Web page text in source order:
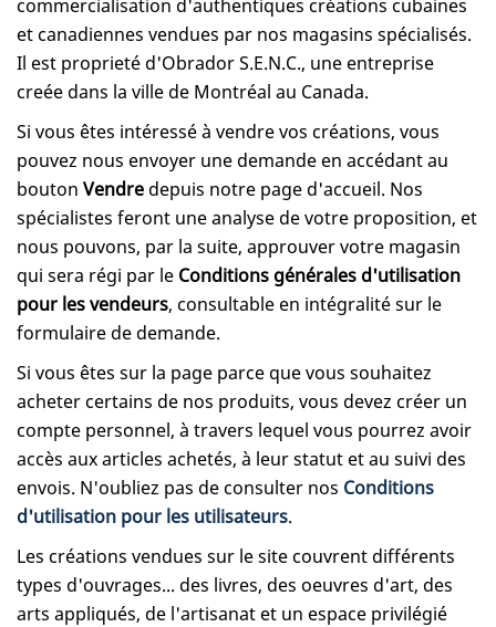
commercialisation d'authentiques créations cubaines
et canadiennes vendues par nos magasins spécialisés.
Il est proprieté d'Obrador S.E.N.C., une entreprise
creée dans la ville de Montréal au Canada.
Si vous êtes intéressé à vendre vos créations, vous
pouvez nous envoyer une demande en accédant au
bouton Vendre depuis notre page d'accueil. Nos
spécialistes feront une analyse de votre proposition, et
nous pouvons, par la suite, approuver votre magasin
qui sera régi par le Conditions générales d'utilisation
pour les vendeurs, consultable en intégralité sur le
formulaire de demande.
Si vous êtes sur la page parce que vous souhaitez
acheter certains de nos produits, vous devez créer un
compte personnel, à travers lequel vous pourrez avoir
accès aux articles achetés, à leur statut et au suivi des
envois. N'oubliez pas de consulter nos Conditions
d'utilisation pour les utilisateurs.
Les créations vendues sur le site couvrent différents
types d'ouvrages... des livres, des oeuvres d'art, des
arts appliqués, de l'artisanat et un espace privilégié